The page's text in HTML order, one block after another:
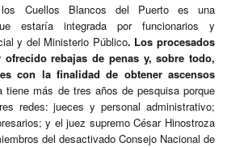
Cuellos Blancos del Puerto es una
estaría integrada por funcionarios y
y del Ministerio Público. Los procesados
rebajas de penas y, sobre todo,
con la finalidad de obtener ascensos
tiene más de tres años de pesquisa porque
redes: jueces y personal administrativo;
y el juez supremo César Hinostroza
del desactivado Consejo Nacional de